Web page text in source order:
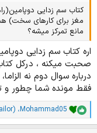
کتاب سم زدایی
مغز برای کارهای سخت)
مانع تمرکز میشه؟
اره کتاب سم زدایی
صحبت میکنه ، درکل
درباره سوال دوم نه
فقط مونده شما چطور و
ا
م
Mohammad05،